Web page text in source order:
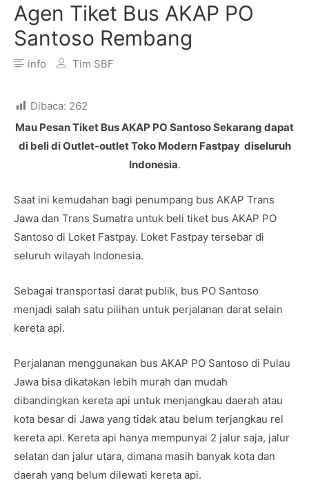
Agen Tiket Bus AKAP PO
Santoso Rembang
info Tim SBF
Dibaca: 262
Mau Pesan Tiket Bus AKAP PO Santoso Sekarang dapat
di beli di Outlet-outlet Toko Modern Fastpay diseluruh
Indonesia.
Saat ini kemudahan bagi penumpang bus AKAP Trans
Jawa dan Trans Sumatra untuk beli tiket bus AKAP PO
Santoso di Loket Fastpay. Loket Fastpay tersebar di
seluruh wilayah Indonesia.
Sebagai transportasi darat publik, bus PO Santoso
menjadi salah satu pilihan untuk perjalanan darat selain
kereta api.
Perjalanan menggunakan bus AKAP PO Santoso di Pulau
Jawa bisa dikatakan lebih murah dan mudah
dibandingkan kereta api untuk menjangkau daerah atau
kota besar di Jawa yang tidak atau belum terjangkau rel
kereta api. Kereta api hanya mempunyai 2 jalur saja, jalur
selatan dan jalur utara, dimana masih banyak kota dan
daerah yang belum dilewati kereta api.